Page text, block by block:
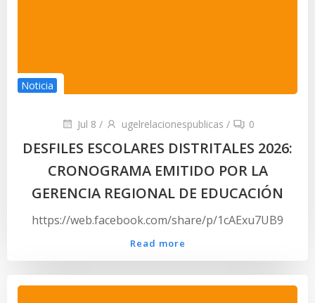
Noticia
Jul 8 / ugelrelacionespublicas / 0
DESFILES ESCOLARES DISTRITALES 2026:
CRONOGRAMA EMITIDO POR LA
GERENCIA REGIONAL DE EDUCACIÓN
https://web.facebook.com/share/p/1cAExu7UB9
Read more